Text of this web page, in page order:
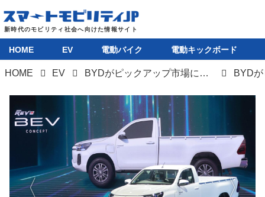
EV
電動バイク
電動キックボード
HOME EV 電動バイク 電動キックボード
HOME EV BYDがピックアップ市場に初参入、東南アジア／オセアニアでトヨタやいすゞに挑戦状